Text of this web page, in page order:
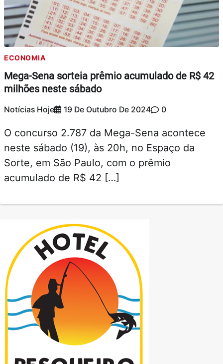
ECONOMIA
Mega-Sena sorteia prêmio acumulado de R$ 42
milhões neste sábado
Notícias Hoje 19 De Outubro De 2024 0
O concurso 2.787 da Mega-Sena acontece
neste sábado (19), às 20h, no Espaço da
Sorte, em São Paulo, com o prêmio
acumulado de R$ 42 […]